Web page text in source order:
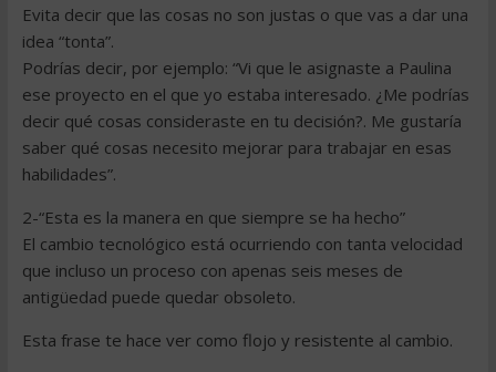
Evita decir que las cosas no son justas o que vas a dar una
idea “tonta”.
Podrías decir, por ejemplo: “Vi que le asignaste a Paulina
ese proyecto en el que yo estaba interesado. ¿Me podrías
decir qué cosas consideraste en tu decisión?. Me gustaría
saber qué cosas necesito mejorar para trabajar en esas
habilidades”.
2-“Esta es la manera en que siempre se ha hecho”
El cambio tecnológico está ocurriendo con tanta velocidad
que incluso un proceso con apenas seis meses de
antigüedad puede quedar obsoleto.
Esta frase te hace ver como flojo y resistente al cambio.